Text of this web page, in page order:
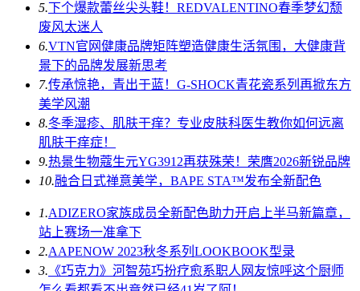
5.下个爆款蕾丝尖头鞋！REDVALENTINO春季梦幻颓
废风太迷人
6.VTN官网健康品牌矩阵塑造健康生活氛围，大健康背
景下的品牌发展新思考
7.传承惊艳，青出于蓝！G-SHOCK青花瓷系列再掀东方
美学风潮
8.冬季湿疹、肌肤干痒？专业皮肤科医生教你如何远离
肌肤干痒症！
9.热景生物蔻生元YG3912再获殊荣！荣膺2026新锐品牌
10.融合日式禅意美学，BAPE STA™发布全新配色
1.ADIZERO家族成员全新配色助力开启上半马新篇章，
站上赛场一准拿下
2.AAPENOW 2023秋冬系列LOOKBOOK型录
3. 《巧克力》河智苑巧扮疗愈系职人网友惊呼这个厨师